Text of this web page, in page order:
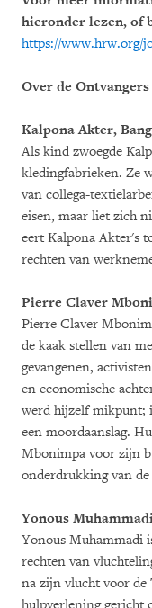
hieronder lezen, of
https://www.hrw.org/
Over de Ontvangers
Kalpona Akter,
Als kind zwoegde
kledingfabrieken. Ze
van collega-
eisen, maar liet zich
eert Kalpona Akter's
rechten van
Pierre Claver
Pierre Claver
de kaak stellen van
gevangenen,
en economische
werd hijzelf mikpunt;
een moordaanslag.
Mbonimpa voor zijn
onderdrukking van
Yonous
Yonous Muhammadi
rechten van
na zijn vlucht voor